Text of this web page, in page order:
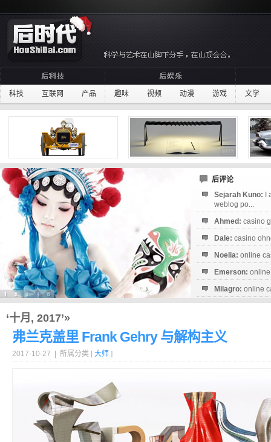
科技 互联网 产品 趣味 视频 动漫 游戏 文学
后评论
Sejarah Kuno:
weblog po...
Ahmed: casino
Dale: casino
Noelia: online
Emerson:
Milagro: online
‘十月, 2017’»
弗兰克盖里 Frank Gehry 与解构主义
2017-10-27 | 所属分类 [ 大师 ]